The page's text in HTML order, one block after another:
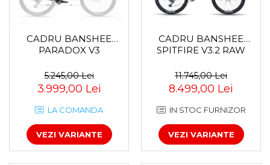
CADRU BANSHEE
PARADOX V3
5.245,00 Lei
3.999,00 Lei
LA COMANDA
VEZI VARIANTE
CADRU BANSHEE
SPITFIRE V3.2 RAW
11.745,00 Lei
8.499,00 Lei
IN STOC FURNIZOR
VEZI VARIANTE